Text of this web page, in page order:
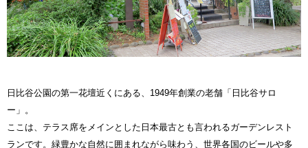
日比谷公園の第一花壇近くにある、1949年創業の老舗「日比谷サロ
ー」。
ここは、テラス席をメインとした日本最古とも言われるガーデンレスト
ランです。緑豊かな自然に囲まれながら味わう、世界各国のビールや多